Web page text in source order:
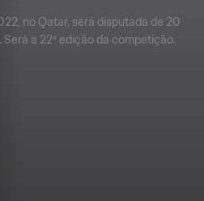
no Qatar, será disputada de 20
a 22ª edição da competição.